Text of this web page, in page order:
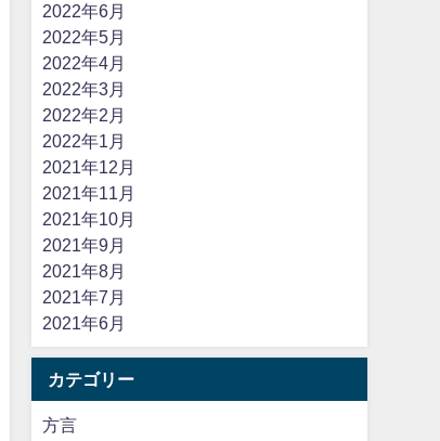
2022年6月
2022年5月
2022年4月
2022年3月
2022年2月
2022年1月
2021年12月
2021年11月
2021年10月
2021年9月
2021年8月
2021年7月
2021年6月
カテゴリー
方言